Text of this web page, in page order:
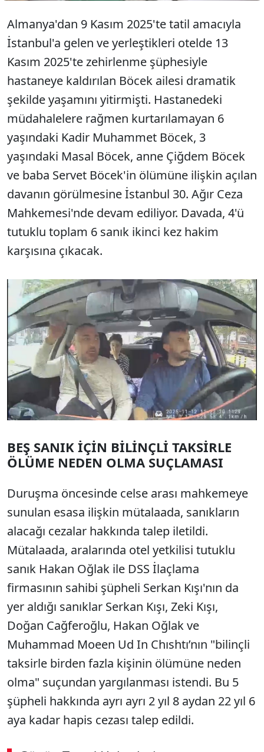
Almanya'dan 9 Kasım 2025'te tatil amacıyla
İstanbul'a gelen ve yerleştikleri otelde 13
Kasım 2025'te zehirlenme şüphesiyle
hastaneye kaldırılan Böcek ailesi dramatik
şekilde yaşamını yitirmişti. Hastanedeki
müdahalelere rağmen kurtarılamayan 6
yaşındaki Kadir Muhammet Böcek, 3
yaşındaki Masal Böcek, anne Çiğdem Böcek
ve baba Servet Böcek'in ölümüne ilişkin açılan
davanın görülmesine İstanbul 30. Ağır Ceza
Mahkemesi'nde devam ediliyor. Davada, 4'ü
tutuklu toplam 6 sanık ikinci kez hakim
karşısına çıkacak.
BEŞ SANIK İÇİN BİLİNÇLİ TAKSİRLE
ÖLÜME NEDEN OLMA SUÇLAMASI
Duruşma öncesinde celse arası mahkemeye
sunulan esasa ilişkin mütalaada, sanıkların
alacağı cezalar hakkında talep iletildi.
Mütalaada, aralarında otel yetkilisi tutuklu
sanık Hakan Oğlak ile DSS İlaçlama
firmasının sahibi şüpheli Serkan Kışı'nın da
yer aldığı sanıklar Serkan Kışı, Zeki Kışı,
Doğan Cağferoğlu, Hakan Oğlak ve
Muhammad Moeen Ud In Chıshtı’nın "bilinçli
taksirle birden fazla kişinin ölümüne neden
olma" suçundan yargılanması istendi. Bu 5
şüpheli hakkında ayrı ayrı 2 yıl 8 aydan 22 yıl 6
aya kadar hapis cezası talep edildi.